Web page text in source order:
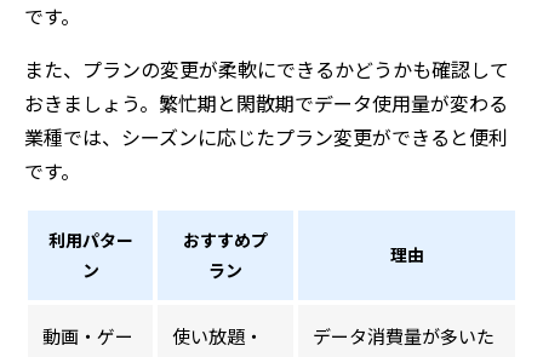
です。
また、プランの変更が柔軟にできるかどうかも確認して
おきましょう。繁忙期と閑散期でデータ使用量が変わる
業種では、シーズンに応じたプラン変更ができると便利
です。
利用パター
ン
おすすめプ
ラン
理由
動画・ゲー
使い放題・
データ消費量が多いた